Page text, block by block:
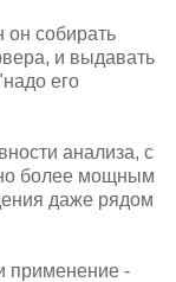
он собирать
и выдавать
его
анализа, с
более мощным
даже рядом
применение -